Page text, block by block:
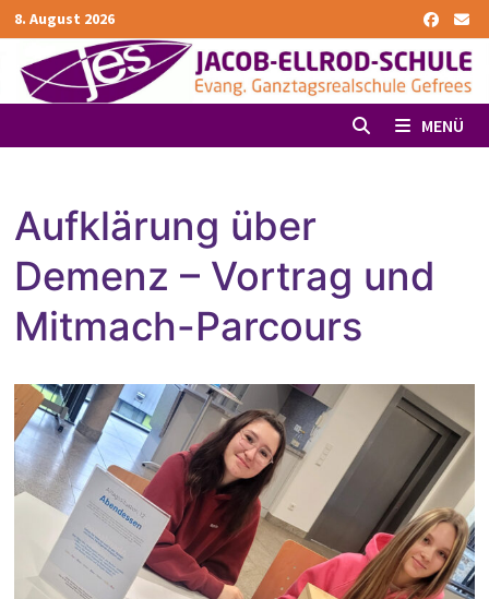
Zurück
zum
Inhalt
8. August 2026
MENÜ
Aufklärung über
Demenz – Vortrag und
Mitmach-Parcours